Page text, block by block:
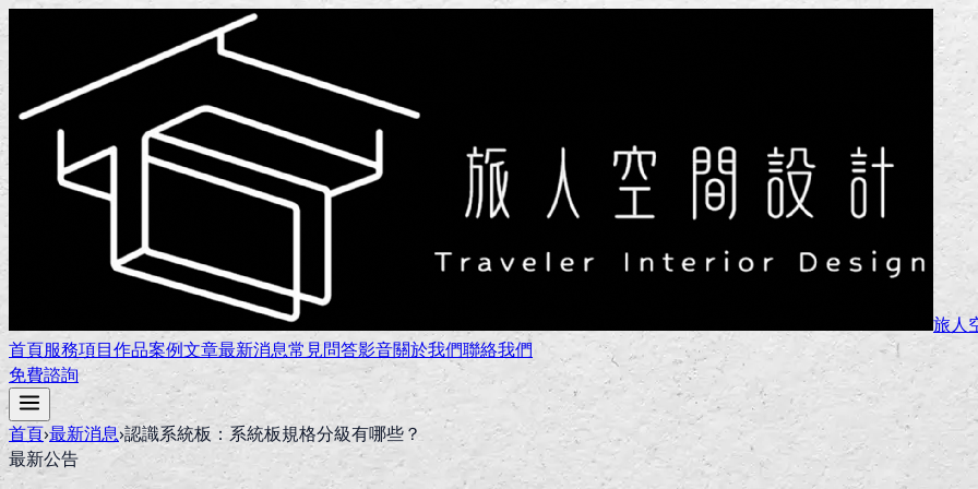
旅人
首頁服務項目作品案例文章最新消息常見問答影音關於我們聯絡我們
免費諮詢
首頁›最新消息›認識系統板：系統板規格分級有哪些？
最新公告